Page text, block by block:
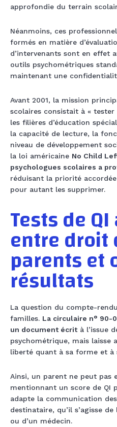
approfondie du terrain
Néanmoins, ces
formés en matière
d’intervenants sont en effet
outils psychométriques
maintenant une
Avant 2001, la mission
scolaires consistait à « tester
les filières d’éducation
la capacité de lecture, la
niveau de développement
la loi américaine No Child
psychologues scolaires a
réduisant la priorité
pour autant les supprimer.
Tests de
entre droit
parents et
résultats
La question du compte-
familles. La circulaire n° 90-
un document écrità l’issue
psychométrique, mais laisse
liberté quant à sa forme et à
Ainsi, un parent ne peut pas
mentionnant un score de QI
adapte la communication
destinataire, qu’il s’agisse
ou d’un médecin.